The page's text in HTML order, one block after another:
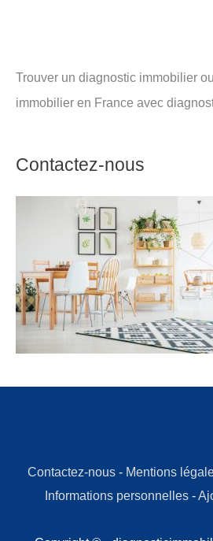
Trouver un diagnostic immobilier
immobilier en France avec
Contactez-nous
Contactez-nous- Mentions
Informations personnelles -